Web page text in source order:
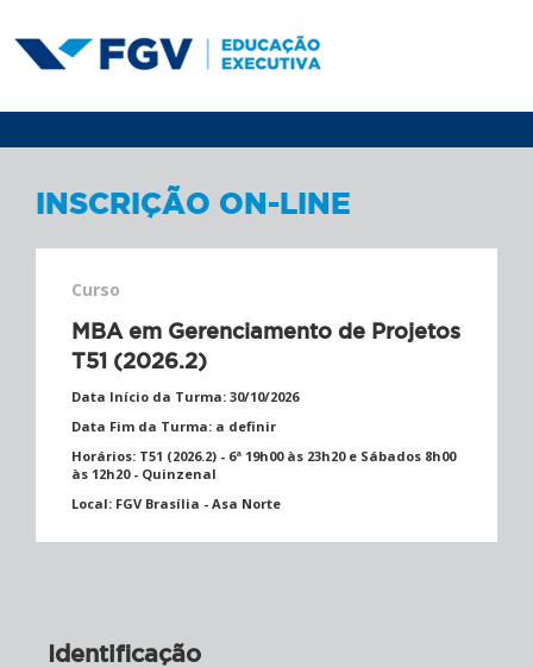
INSCRIÇÃO ON-LINE
Curso
MBA em Gerenciamento de Projetos
T51 (2026.2)
Data Início da Turma: 30/10/2026
Data Fim da Turma: a definir
Horários: T51 (2026.2) - 6ª 19h00 às 23h20 e Sábados 8h00
às 12h20 - Quinzenal
Local: FGV Brasília - Asa Norte
Identificação